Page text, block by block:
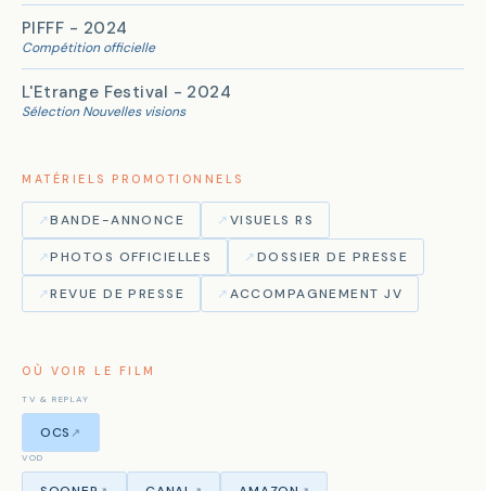
PIFFF - 2024
Compétition officielle
L'Etrange Festival - 2024
Sélection Nouvelles visions
MATÉRIELS PROMOTIONNELS
↗BANDE-ANNONCE ↗ VISUELS RS
↗PHOTOS OFFICIELLES ↗ DOSSIER DE PRESSE
↗REVUE DE PRESSE ↗ ACCOMPAGNEMENT JV
OÙ VOIR LE FILM
TV & REPLAY
OCS ↗
VOD